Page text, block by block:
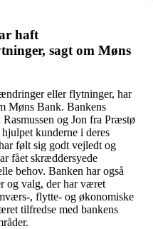
haft
sagt om Møns
eller flytninger, har
Møns Bank. Bankens
og Jon fra Præstø
kunderne i deres
følt sig godt vejledt og
fået skræddersyede
behov. Banken har også
og valg, der har været
, flytte- og økonomiske
tilfredse med bankens